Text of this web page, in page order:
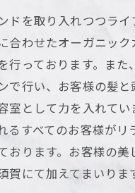
ドを取り入れつつラ
合わせたオーガニッ
行っております。ま
で行い、お客様の髪
室として力を入れて
るすべてのお客様が
おります。お客様の
賀にて加えてまいりま